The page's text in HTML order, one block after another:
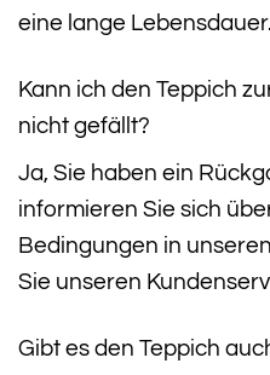
eine lange Lebensdauer.
Kann ich den Teppich
nicht gefällt?
Ja, Sie haben ein
informieren Sie sich
Bedingungen in
Sie unseren
Gibt es den Teppich